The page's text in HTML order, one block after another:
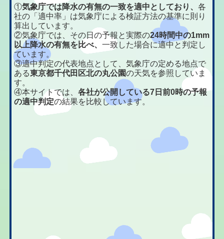
①気象庁では降水の有無の一致を適中としており、各
社の「適中率」は気象庁による検証方法の基準に則り
算出しています。
②気象庁では、その日の予報と実際の24時間中の1mm
以上降水の有無を比べ、一致した場合に適中と判定し
ています。
③適中判定の代表地点として、気象庁の定める地点で
ある東京都千代田区北の丸公園の天気を参照していま
す。
④本サイトでは、各社が公開している7日前0時の予報
の適中判定の結果を比較しています。